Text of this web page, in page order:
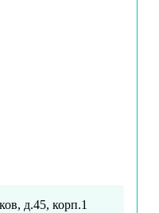
д.45, корп.1